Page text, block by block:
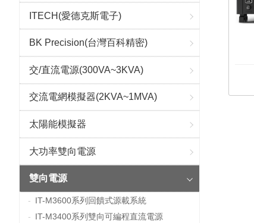
ITECH(愛德克斯電子)
BK Precision(台灣百科精密)
交/直流電源(300VA~3KVA)
交流電網模擬器(2KVA~1MVA)
太陽能模擬器
大功率雙向電源
雙向電源
IT-M3600系列回饋式源載系統
IT-M3400系列雙向可編程直流電源